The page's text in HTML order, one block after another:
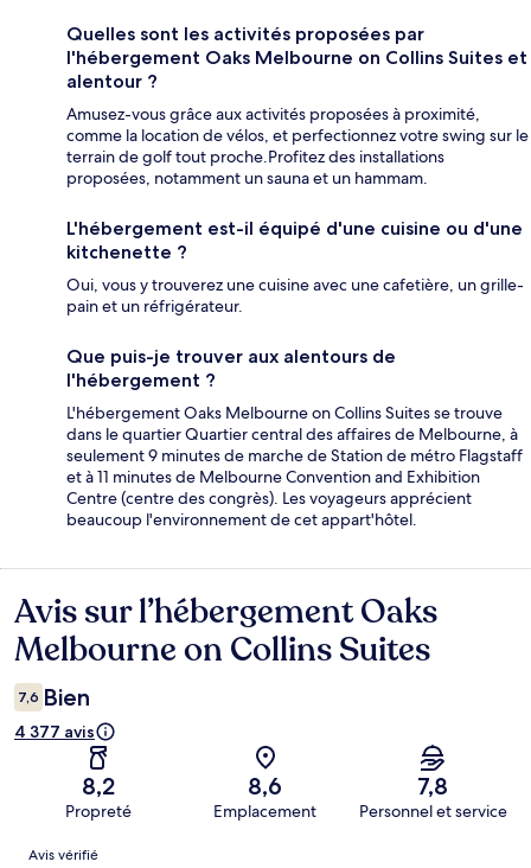
Quelles sont les activités proposées par
l'hébergement Oaks Melbourne on Collins Suites et
alentour ?
Amusez-vous grâce aux activités proposées à proximité,
comme la location de vélos, et perfectionnez votre swing sur le
terrain de golf tout proche.Profitez des installations
proposées, notamment un sauna et un hammam.
L'hébergement est-il équipé d'une cuisine ou d'une
kitchenette ?
Oui, vous y trouverez une cuisine avec une cafetière, un grille-
pain et un réfrigérateur.
Que puis-je trouver aux alentours de
l'hébergement ?
L'hébergement Oaks Melbourne on Collins Suites se trouve
dans le quartier Quartier central des affaires de Melbourne, à
seulement 9 minutes de marche de Station de métro Flagstaff
et à 11 minutes de Melbourne Convention and Exhibition
Centre (centre des congrès). Les voyageurs apprécient
beaucoup l'environnement de cet appart'hôtel.
Avis
Avis sur l’hébergement Oaks
Melbourne on Collins Suites
7,6 Bien
4 377 avis
8,2
Propreté
8,6
Emplacement
7,8
Personnel et service
Avis
Avis vérifié